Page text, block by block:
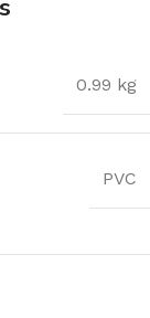
0.99 kg
PVC